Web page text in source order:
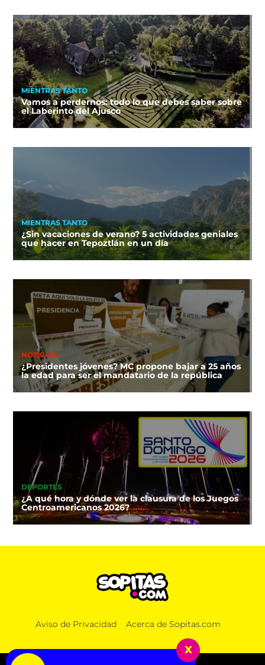
MIENTRAS TANTO
Vamos a perdernos: todo lo que debes saber sobre
el Laberinto del Ajusco
MIENTRAS TANTO
¿Sin vacaciones de verano? 5 actividades geniales
que hacer en Tepoztlán en un día
NOTICIAS
¿Presidentes jóvenes? MC propone bajar a 25 años
la edad para ser el mandatario de la república
DEPORTES
¿A qué hora y dónde ver la clausura de los Juegos
Centroamericanos 2026?
Aviso de Privacidad Acerca de Sopitas.com
x